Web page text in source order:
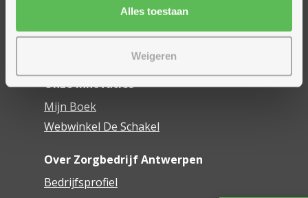
Alles toestaan
Weigeren
Woonzorgcentra
Financieel comfort
Onze innovaties
Mijn Boek
Webwinkel De Schakel
Over Zorgbedrijf Antwerpen
Bedrijfsprofiel